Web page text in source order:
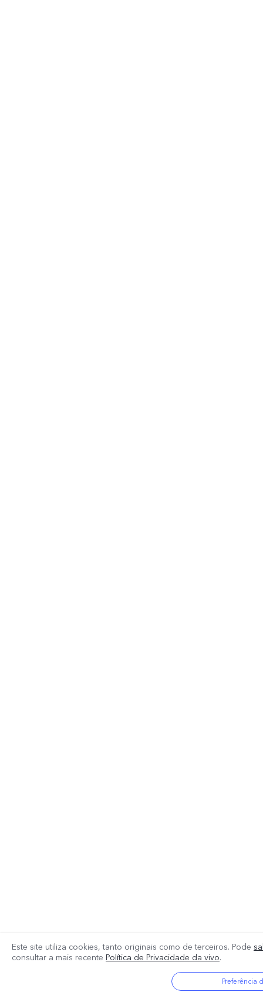
Este site utiliza cookies, tanto originais como de terceiros. Pode
consultar a mais recente Política de Privacidade da vivo.
Preferência